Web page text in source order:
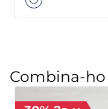
Combina-